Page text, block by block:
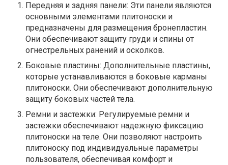
Передняя и задняя панели: Эти панели являются
основными элементами плитоноски и
предназначены для размещения бронепластин.
Они обеспечивают защиту груди и спины от
огнестрельных ранений и осколков.
Боковые пластины: Дополнительные пластины,
которые устанавливаются в боковые карманы
плитоноски. Они обеспечивают дополнительную
защиту боковых частей тела.
Ремни и застежки: Регулируемые ремни и
застежки обеспечивают надежную фиксацию
плитоноски на теле. Они позволяют настроить
плитоноску под индивидуальные параметры
пользователя, обеспечивая комфорт и